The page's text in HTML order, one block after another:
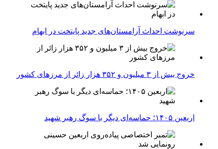
سرنوشت احداث آرامستان‌های جدید پایتخت در ابهام
خروج بیش از ۳ میلیون و ۳۵۲ هزار زائر از مرزهای کشور
اربعین ۱۴۰۵؛ حماسه‌ای دیگر با سوگ رهبر شهید